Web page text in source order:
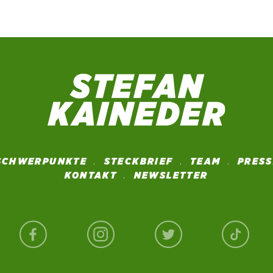
STECKBRIEF TEAM
KONTAKT
NEWSLETTER